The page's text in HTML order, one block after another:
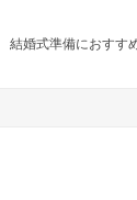
結婚式準備におすす